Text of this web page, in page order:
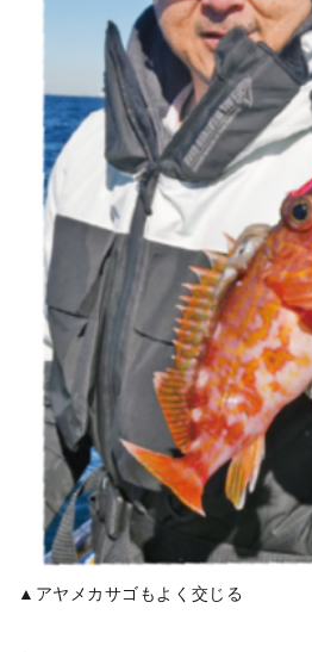
▲アヤメカサゴもよく交じる